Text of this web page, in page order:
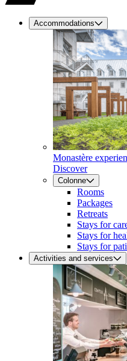
Accommodations
Monastère
Discover
Colonne
Rooms
Packages
Retreats
Stays for
Stays for
Stays for
Activities and services